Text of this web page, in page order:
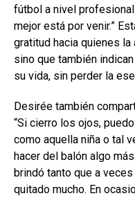
fútbol a nivel
mejor está por venir.”
gratitud hacia quienes la
sino que también
su vida, sin perder la
Desirée también
“Si cierro los ojos,
como aquella niña o tal
hacer del balón algo
brindó tanto que a
quitado mucho. En